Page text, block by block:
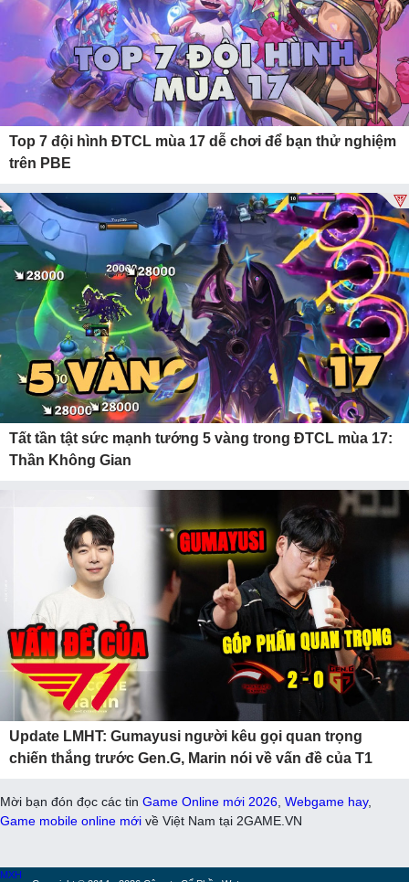
Top 7 đội hình ĐTCL mùa 17 dễ chơi để bạn thử nghiệm
trên PBE
Tất tần tật sức mạnh tướng 5 vàng trong ĐTCL mùa 17:
Thần Không Gian
Update LMHT: Gumayusi người kêu gọi quan trọng
chiến thắng trước Gen.G, Marin nói về vấn đề của T1
Mời bạn đón đọc các tin Game Online mới 2026 Webgame hay,
Game mobile online mới về Việt Nam tại 2GAME.VN
MXH